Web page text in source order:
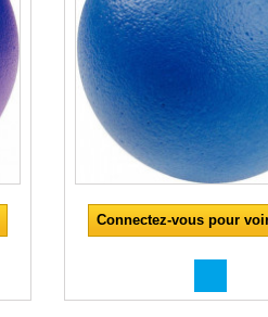
Connectez-vous pour